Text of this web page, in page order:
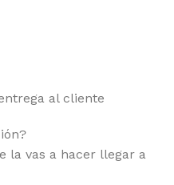
al cliente
la vas a hacer llegar a